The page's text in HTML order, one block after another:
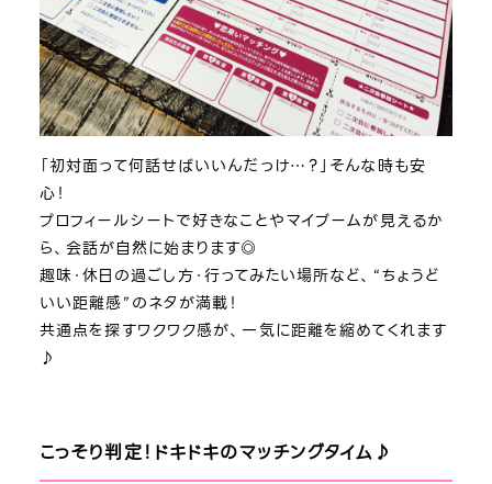
「初対面って何話せばいいんだっけ…？」そんな時も安
心！
プロフィールシートで好きなことやマイブームが見えるか
ら、会話が自然に始まります◎
趣味・休日の過ごし方・行ってみたい場所など、“ちょうど
いい距離感”のネタが満載！
共通点を探すワクワク感が、一気に距離を縮めてくれます
♪
こっそり判定！ドキドキのマッチングタイム♪